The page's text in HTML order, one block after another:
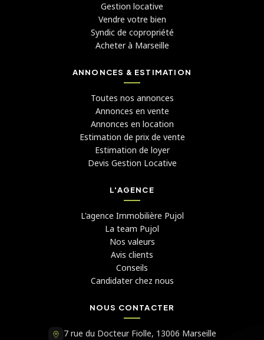
Gestion locative
Vendre votre bien
Syndic de copropriété
Acheter à Marseille
ANNONCES & ESTIMATION
Toutes nos annonces
Annonces en vente
Annonces en location
Estimation de prix de vente
Estimation de loyer
Devis Gestion Locative
L'AGENCE
L'agence Immobilière Pujol
La team Pujol
Nos valeurs
Avis clients
Conseils
Candidater chez nous
NOUS CONTACTER
7 rue du Docteur Fiolle, 13006 Marseille